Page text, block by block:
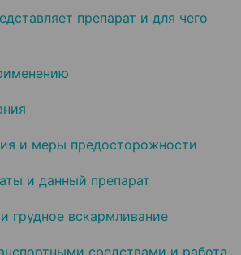
препарат и для чего
и меры предосторожности
и данный препарат
грудное вскармливание